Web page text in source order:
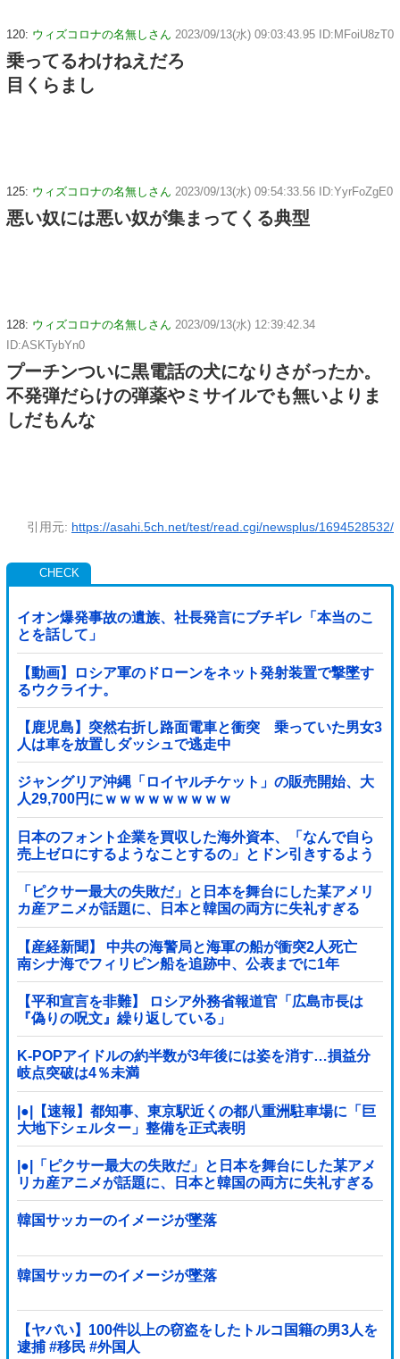
120: ウィズコロナの名無しさん 2023/09/13(水) 09:03:43.95 ID:MFoiU8zT0
乗ってるわけねえだろ
目くらまし
125: ウィズコロナの名無しさん 2023/09/13(水) 09:54:33.56 ID:YyrFoZgE0
悪い奴には悪い奴が集まってくる典型
128: ウィズコロナの名無しさん 2023/09/13(水) 12:39:42.34
ID:ASKTybYn0
プーチンついに黒電話の犬になりさがったか。
不発弾だらけの弾薬やミサイルでも無いよりま
しだもんな
引用元: https://asahi.5ch.net/test/read.cgi/newsplus/1694528532/
イオン爆発事故の遺族、社長発言にブチギレ「本当のこ
とを話して」
【動画】ロシア軍のドローンをネット発射装置で撃墜す
るウクライナ。
【鹿児島】突然右折し路面電車と衝突 乗っていた男女3
人は車を放置しダッシュで逃走中
ジャングリア沖縄「ロイヤルチケット」の販売開始、大
人29,700円にｗｗｗｗｗｗｗｗｗ
日本のフォント企業を買収した海外資本、「なんで自ら
売上ゼロにするようなことするの」とドン引きするよう
な方針転換を……他
「ピクサー最大の失敗だ」と日本を舞台にした某アメリ
カ産アニメが話題に、日本と韓国の両方に失礼すぎる
わ……
【産経新聞】 中共の海警局と海軍の船が衝突2人死亡
南シナ海でフィリピン船を追跡中、公表までに1年
【平和宣言を非難】 ロシア外務省報道官「広島市長は
『偽りの呪文』繰り返している」
K-POPアイドルの約半数が3年後には姿を消す…損益分
岐点突破は4％未満
|●|【速報】都知事、東京駅近くの都八重洲駐車場に「巨
大地下シェルター」整備を正式表明
|●|「ピクサー最大の失敗だ」と日本を舞台にした某アメ
リカ産アニメが話題に、日本と韓国の両方に失礼すぎる
わ……
韓国サッカーのイメージが墜落
韓国サッカーのイメージが墜落
【ヤバい】100件以上の窃盗をしたトルコ国籍の男3人を
逮捕 #移民 #外国人